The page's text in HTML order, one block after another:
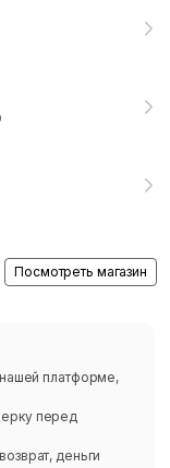
Посмотреть магазин
платформе,
перед
деньги